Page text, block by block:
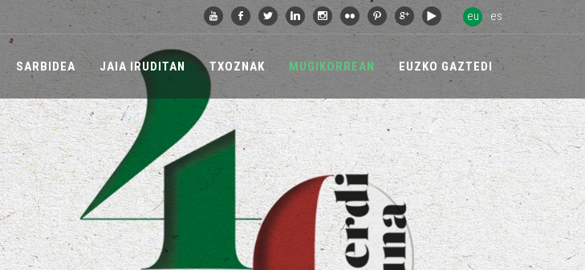
eu es
SARBIDEA JAIA IRUDITAN TXOZNAK MUGIKORREAN EUZKO GAZTEDI